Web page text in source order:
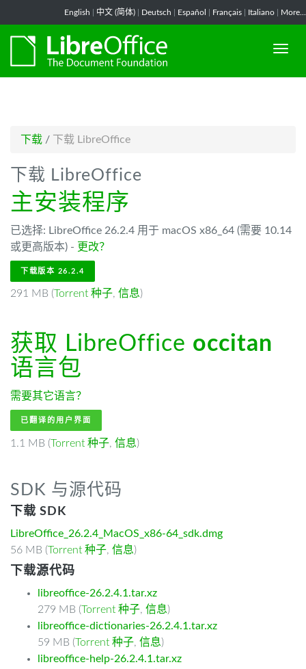
English 中文 (简体) Deutsch Español Français Italiano More...
下载 / 下载 LibreOffice
下载 LibreOffice
主安装程序
已选择: LibreOffice 26.2.4 用于 macOS x86_64 (需要 10.14
或更高版本) - 更改？
下载版本 26.2.4
291 MB (Torrent 种子, 信息)
获取 LibreOffice occitan
语言包
需要其它语言？
已翻译的用户界面
1.1 MB (Torrent 种子, 信息)
SDK 与源代码
下载 SDK
LibreOffice_26.2.4_MacOS_x86-64_sdk.dmg
56 MB (Torrent 种子, 信息)
下载源代码
libreoffice-26.2.4.1.tar.xz
279 MB (Torrent 种子, 信息)
libreoffice-dictionaries-26.2.4.1.tar.xz
59 MB (Torrent 种子, 信息)
libreoffice-help-26.2.4.1.tar.xz